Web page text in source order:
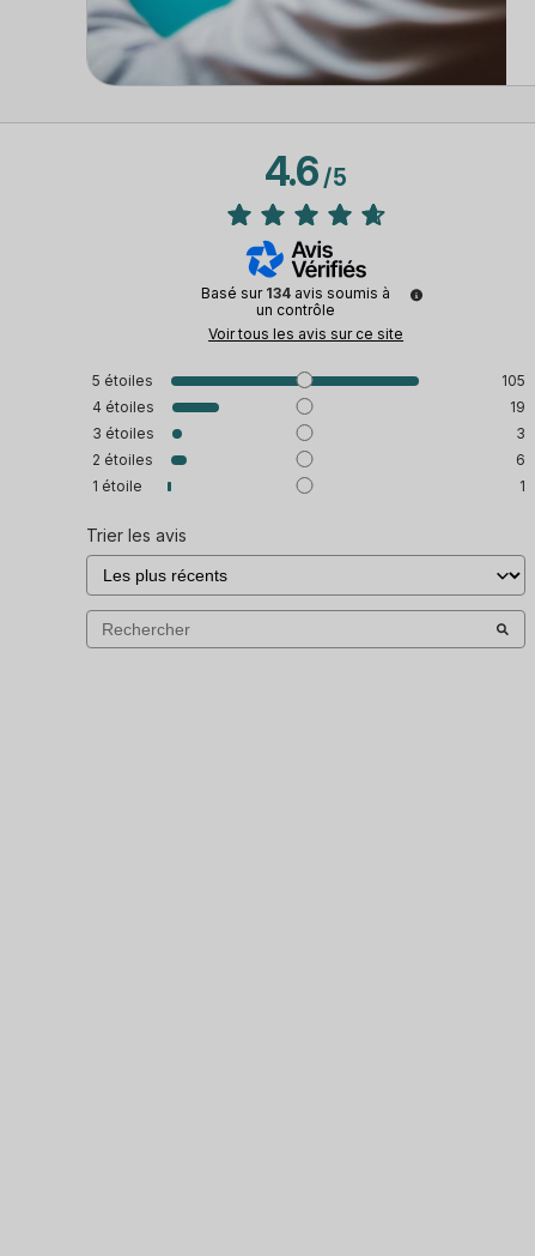
4.6/5
Basé sur 134 avis soumis à
un contrôle
Voir tous les avis sur ce site
5 étoiles
105
4 étoiles
19
3 étoiles
3
2 étoiles
6
1 étoile 1
Trier les avis